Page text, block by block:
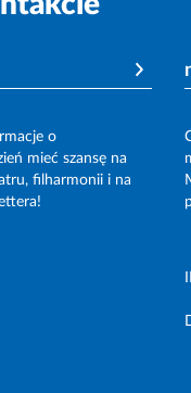
o
mieć szansę na
filharmonii i na